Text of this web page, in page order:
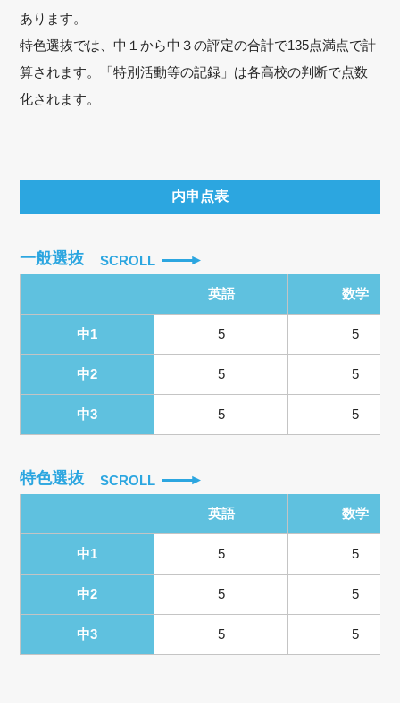
あります。
特色選抜では、中１から中３の評定の合計で135点満点で計
算されます。「特別活動等の記録」は各高校の判断で点数
化されます。
内申点表
一般選抜 SCROLL
英語 数学
中1 5 5
中2 5 5
中3 5 5
特色選抜 SCROLL
英語 数学
中1 5 5
中2 5 5
中3 5 5